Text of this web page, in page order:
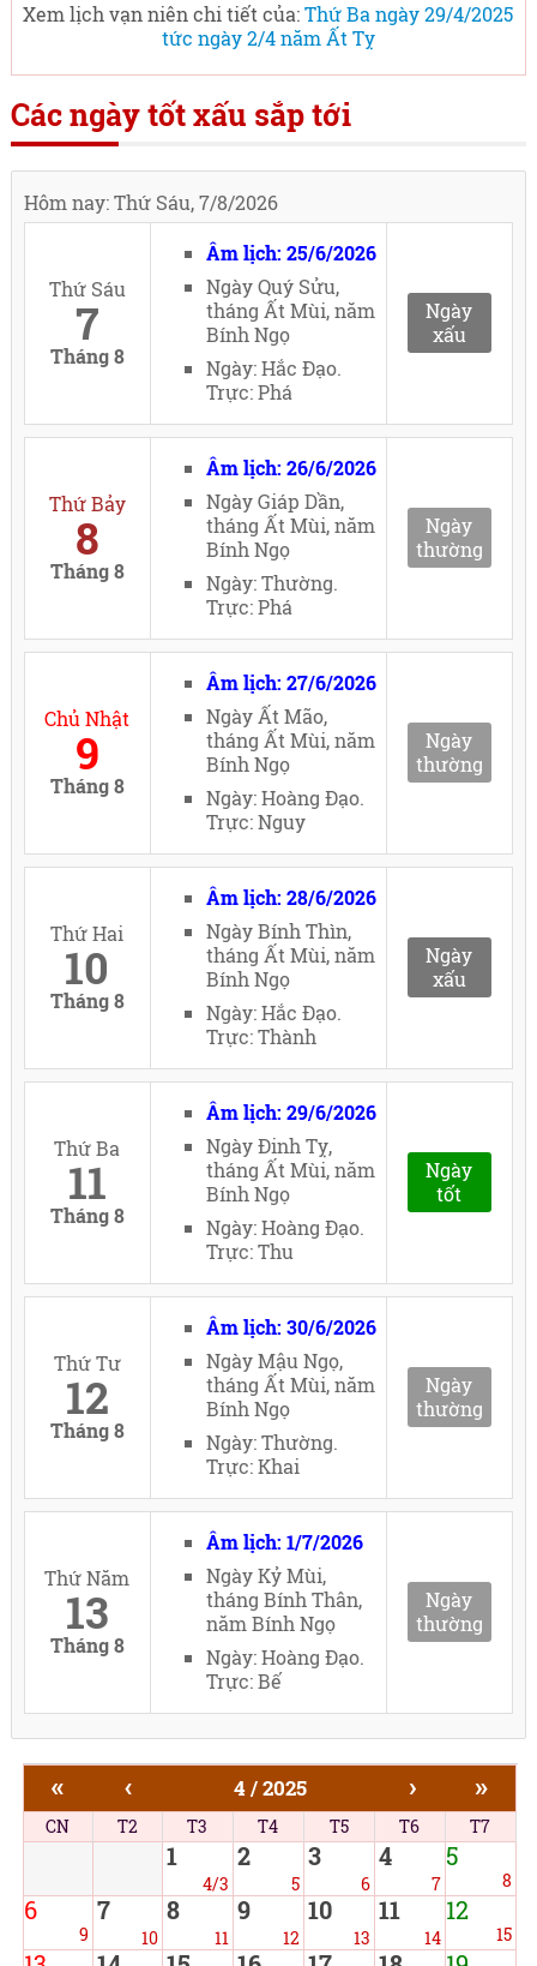
Xem lịch vạn niên chi tiết của:Thứ Ba ngày 29/4/2025
tức ngày 2/4 năm Ất Tỵ
Các ngày tốt xấu sắp tới
Hôm nay: Thứ Sáu, 7/8/2026
Thứ Sáu
7
Tháng 8
Âm lịch: 25/6/2026
Ngày Quý Sửu,
tháng Ất Mùi, năm
Bính Ngọ
Ngày: Hắc Đạo.
Trực: Phá
Ngày
xấu
Thứ Bảy
8
Tháng 8
Âm lịch: 26/6/2026
Ngày Giáp Dần,
tháng Ất Mùi, năm
Bính Ngọ
Ngày: Thường.
Trực: Phá
Ngày
thường
Chủ Nhật
9
Tháng 8
Âm lịch: 27/6/2026
Ngày Ất Mão,
tháng Ất Mùi, năm
Bính Ngọ
Ngày: Hoàng Đạo.
Trực: Nguy
Ngày
thường
Thứ Hai
10
Tháng 8
Âm lịch: 28/6/2026
Ngày Bính Thìn,
tháng Ất Mùi, năm
Bính Ngọ
Ngày: Hắc Đạo.
Trực: Thành
Ngày
xấu
Thứ Ba
11
Tháng 8
Âm lịch: 29/6/2026
Ngày Đinh Tỵ,
tháng Ất Mùi, năm
Bính Ngọ
Ngày: Hoàng Đạo.
Trực: Thu
Ngày
tốt
Thứ Tư
12
Tháng 8
Âm lịch: 30/6/2026
Ngày Mậu Ngọ,
tháng Ất Mùi, năm
Bính Ngọ
Ngày: Thường.
Trực: Khai
Ngày
thường
Thứ Năm
13
Tháng 8
Âm lịch: 1/7/2026
Ngày Kỷ Mùi,
tháng Bính Thân,
năm Bính Ngọ
Ngày: Hoàng Đạo.
Trực: Bế
Ngày
thường
« ‹ 4 / 2025 › »
CN T2 T3 T4 T5 T6 T7
1
4/3
2
5
3
6
4
7
5
8
6
9
7
10
8
11
9
12
10
13
11
14
12
15